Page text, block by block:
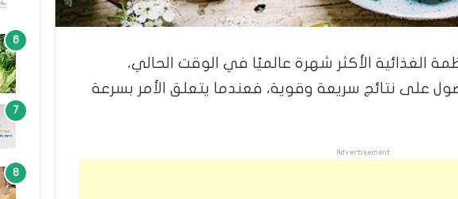
الغذائية الأكثر شهرة عالميًا في الوقت الحالي،
على نتائج سريعة وقوية، فعندما يتعلق الأمر بسرعة
Advertisement